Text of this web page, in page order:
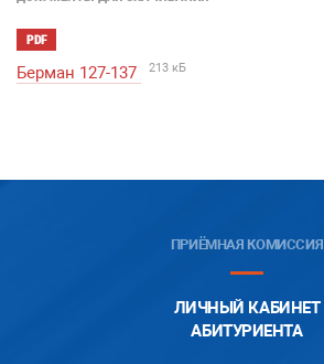
PDF
Берман 127-137 213 кБ
ПРИЁМНАЯ КОМИССИЯ
ЛИЧНЫЙ КАБИНЕТ
АБИТУРИЕНТА